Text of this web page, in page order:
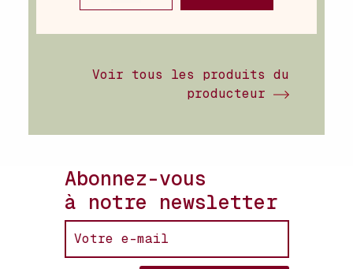
Voir tous les produits du
producteur
Abonnez-vous
à notre newsletter